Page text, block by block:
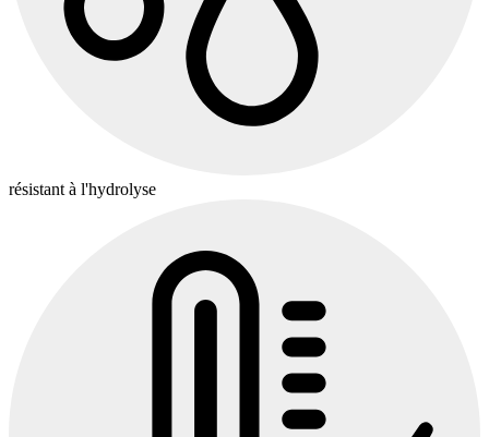
résistant à l'hydrolyse